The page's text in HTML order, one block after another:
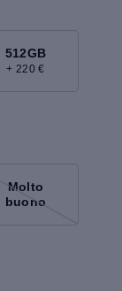
512GB
+ 220 €
Molto
buono